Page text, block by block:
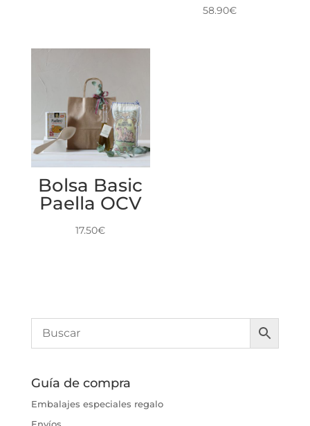
58.90€
Bolsa Basic
Paella OCV
17.50€
Guía de compra
Embalajes especiales regalo
Envíos